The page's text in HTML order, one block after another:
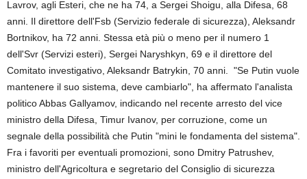
Lavrov, agli Esteri, che ne ha 74, a Sergei Shoigu, alla Difesa, 68
anni. Il direttore dell'Fsb (Servizio federale di sicurezza), Aleksandr
Bortnikov, ha 72 anni. Stessa età più o meno per il numero 1
dell'Svr (Servizi esteri), Sergei Naryshkyn, 69 e il direttore del
Comitato investigativo, Aleksandr Batrykin, 70 anni. "Se Putin vuole
mantenere il suo sistema, deve cambiarlo", ha affermato l'analista
politico Abbas Gallyamov, indicando nel recente arresto del vice
ministro della Difesa, Timur Ivanov, per corruzione, come un
segnale della possibilità che Putin "mini le fondamenta del sistema".
Fra i favoriti per eventuali promozioni, sono Dmitry Patrushev,
ministro dell'Agricoltura e segretario del Consiglio di sicurezza